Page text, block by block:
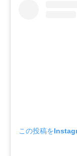
この投稿を